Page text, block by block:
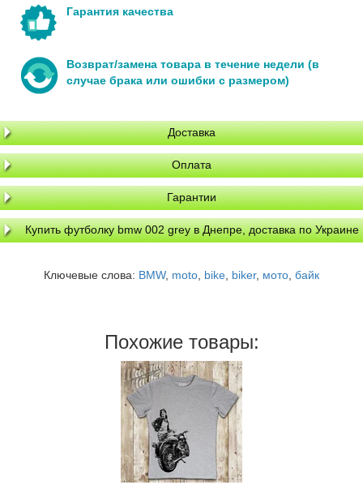
Гарантия качества
Возврат/замена товара в течение недели (в
случае брака или ошибки с размером)
Доставка
Оплата
Гарантии
Купить футболку bmw 002 grey в Днепре, доставка по Украине
Ключевые слова: BMW, moto bike biker, мото байк
Похожие товары: